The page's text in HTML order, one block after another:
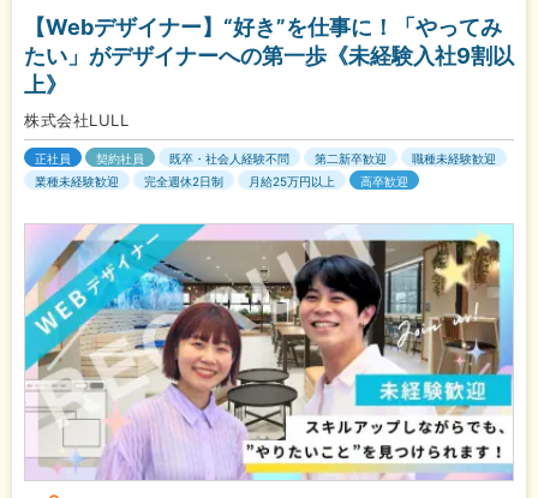
【Webデザイナー】“好き”を仕事に！「やってみ
たい」がデザイナーへの第一歩《未経験入社9割以
上》
株式会社LULL
正社員 契約社員 既卒・社会人経験不問 第二新卒歓迎
職種未経験歓迎
業種未経験歓迎
完全週休2日制 月給25万円以上 高卒歓迎